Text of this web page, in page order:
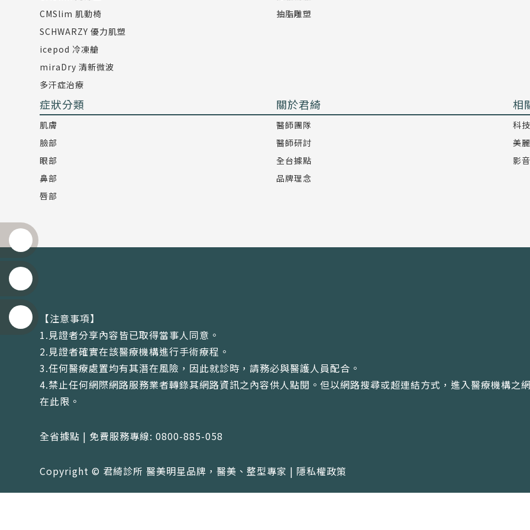
CMSlim 肌動椅
SCHWARZY 優力肌塑
icepod 冷凍艙
miraDry 清新微波
多汗症治療
抽脂雕塑
症狀分類
肌膚
臉部
眼部
鼻部
唇部
關於君綺
醫師團隊
醫師研討
全台據點
品牌理念
相
科
美
影
【注意事項】
1.見證者分享內容皆已取得當事人同意。
2.見證者確實在該醫療機構進行手術療程。
3.任何醫療處置均有其潛在風險，因此就診時，請務必與醫護人員配合。
4.禁止任何網際網路服務業者轉錄其網路資訊之內容供人點閱。但以網路搜尋或超連結方式，進入醫療機構之
在此限。
全省據點 | 免費服務專線: 0800-885-058
Copyright © 君綺診所 醫美明星品牌，醫美、整型專家 | 隱私權政策